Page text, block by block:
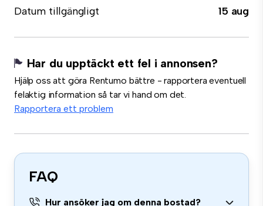
Datum tillgängligt
15 aug
Har du upptäckt ett fel i annonsen?
Hjälp oss att göra Rentumo bättre - rapportera eventuell
felaktig information så tar vi hand om det.
Rapportera ett problem
FAQ
Hur ansöker jag om denna bostad?